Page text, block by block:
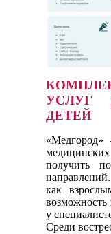
УСЛУГ
ДЕТЕЙ
получить
как
возможность
у
Среди